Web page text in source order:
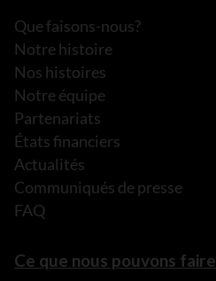
Que faisons-nous?
Notre histoire
Nos histoires
Notre équipe
Partenariats
États financiers
Actualités
Communiqués de presse
FAQ
Ce que nous pouvons faire